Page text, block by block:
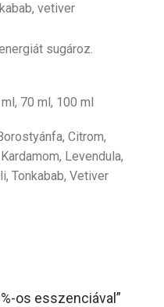
vetiver
sugároz.
70 ml, 100 ml
Citrom,
Levendula,
Tonkabab, Vetiver
os esszenciával”